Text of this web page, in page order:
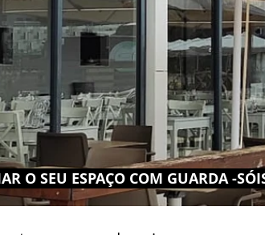
O SEU ESPAÇO COM GUARDA -